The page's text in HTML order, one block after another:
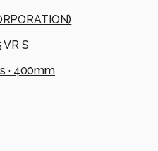
)
S
· 400mm